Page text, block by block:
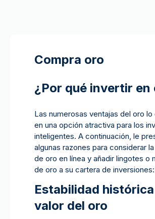
Compra oro
¿Por qué invertir en
Las numerosas ventajas del oro
en una opción atractiva para los
inteligentes. A continuación, le
algunas razones para considerar
de oro en línea y añadir lingotes o
de oro a su cartera de inversiones:
Estabilidad
valor del oro